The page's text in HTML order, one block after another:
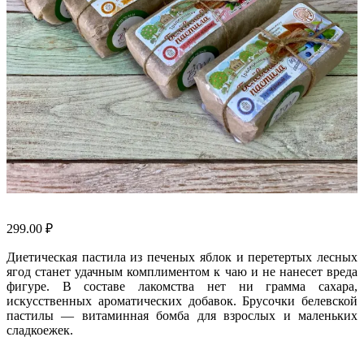
299.00 ₽
Диетическая пастила из печеных яблок и перетертых лесных
ягод станет удачным комплиментом к чаю и не нанесет вреда
фигуре. В составе лакомства нет ни грамма сахара,
искусственных ароматических добавок. Брусочки белевской
пастилы — витаминная бомба для взрослых и маленьких
сладкоежек.